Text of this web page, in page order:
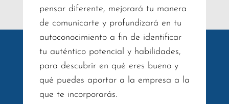
pensar diferente, mejorará tu manera
de comunicarte y profundizará en tu
autoconocimiento a fin de identificar
tu auténtico potencial y habilidades,
para descubrir en qué eres bueno y
qué puedes aportar a la empresa a la
que te incorporarás.